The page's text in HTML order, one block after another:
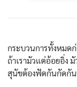
กระบวนการทั้งหมด
ถ้าเรามัวแต่อ้อยอิ่ง
สุนัขต้องฟัดกันกัดกัน